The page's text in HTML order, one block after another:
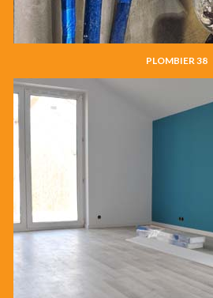
PLOMBIER 38